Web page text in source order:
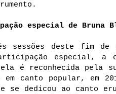
especial de Bruna
sessões deste fim de
especial, a
é reconhecida pela
em canto popular, em
se dedicou ao canto